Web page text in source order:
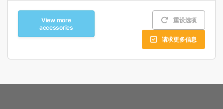
View more
accessories
重设选项
请求更多信息